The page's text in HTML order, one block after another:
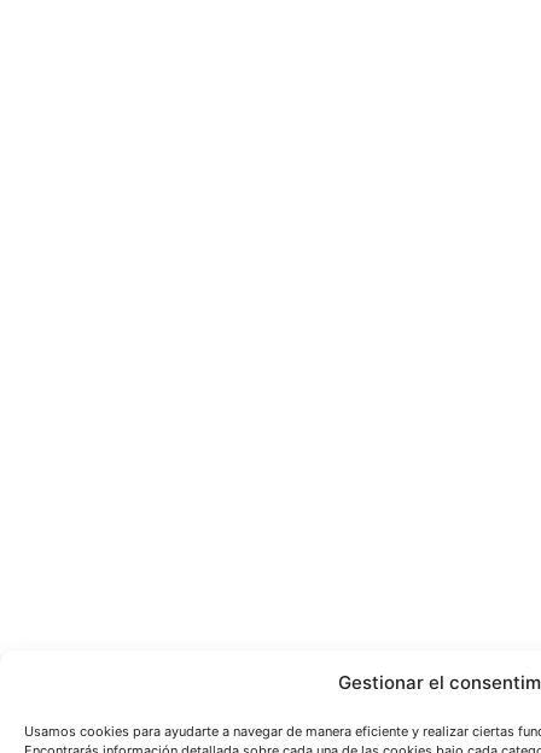
Gestionar el
Usamos cookies para ayudarte a navegar de manera eficiente y realizar ciertas